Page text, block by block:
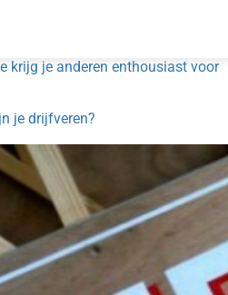
krijg je anderen enthousiast voor
je drijfveren?